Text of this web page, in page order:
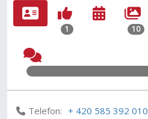
1 10
Telefon: + 420 585 392 010